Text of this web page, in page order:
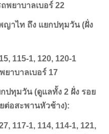
ถพยาบาลเบอร์ 22
าไท ถึง แยกปทุมวัน (ฝั่ง
115-1, 120, 120-1
ยาบาลเบอร์ 17
ปทุมวัน (ดูแลทั้ง 2 ฝั่ง รอย
ต่อสะพานหัวช้าง):
117-1, 114, 114-1, 121,